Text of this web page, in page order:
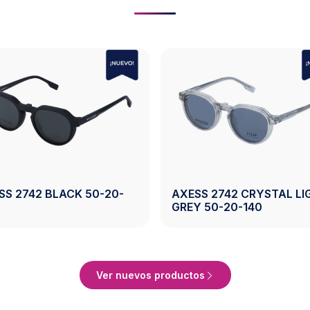
AXESS 2743 CRYSTAL
AXESS 2743
50-19-140
Ver nuevos productos